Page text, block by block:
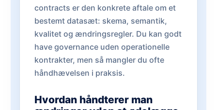
contracts er den konkrete aftale om et
bestemt datasæt: skema, semantik,
kvalitet og ændringsregler. Du kan godt
have governance uden operationelle
kontrakter, men så mangler du ofte
håndhævelsen i praksis.
Hvordan håndterer man